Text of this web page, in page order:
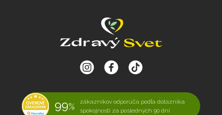
99%
zákazníkov odporúča podľa dotazníka
spokojnosti za posledných 90 dní